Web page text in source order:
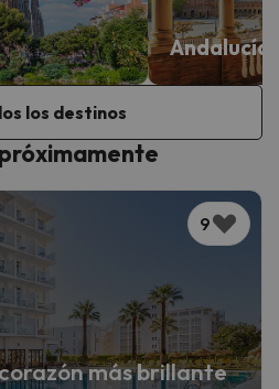
Andalucía
los destinos
9
más brillante